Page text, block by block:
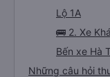
Lộ 1A
🚌 2. Xe
Bến xe Hà
Những câu hỏi